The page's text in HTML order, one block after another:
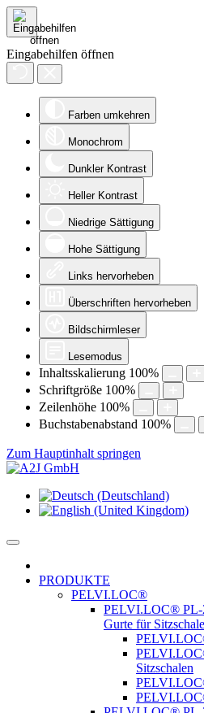
Eingabehilfen öffnen
Farben umkehren
Monochrom
Dunkler Kontrast
Heller Kontrast
Niedrige Sättigung
Hohe Sättigung
Links hervorheben
Überschriften hervorheben
Bildschirmleser
Lesemodus
Inhaltsskalierung 100%
Schriftgröße 100%
Zeilenhöhe 100%
Buchstabenabstand 100%
Zum Hauptinhalt springen
PRODUKTE
PELVI.LOC®
PELVI.LOC® PL-
Gurte für
Sitzschalen